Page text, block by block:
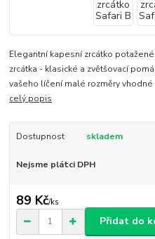
Elegantní kapesní zrcátko
zrcátka - klasické a zvětšovací
vašeho líčení malé rozměry
celý popis
Dostupnost skladem
Nejsme plátci DPH
89 Kč/ks
Přidat do